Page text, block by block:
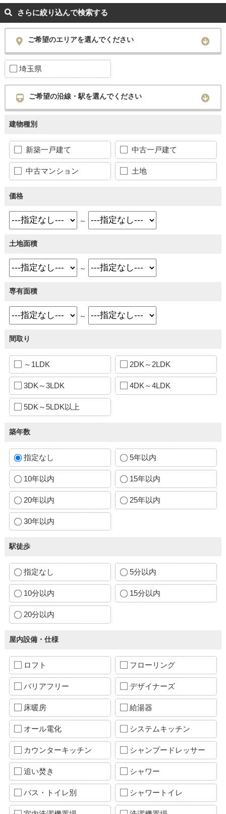
さらに絞り込んで検索する
ご希望のエリアを選んでください
埼玉県
ご希望の沿線・駅を選んでください
建物種別
新築一戸建て 中古一戸建て
中古マンション 土地
価格
～
土地面積
～
専有面積
～
間取り
～1LDK 2DK～2LDK
3DK～3LDK 4DK～4LDK
5DK～5LDK以上
築年数
指定なし 5年以内
10年以内 15年以内
20年以内 25年以内
30年以内
駅徒歩
指定なし 5分以内
10分以内 15分以内
20分以内
屋内設備・仕様
ロフト フローリング
バリアフリー デザイナーズ
床暖房 給湯器
オール電化 システムキッチン
カウンターキッチン シャンプードレッサー
追い焚き シャワー
バス・トイレ別 シャワートイレ